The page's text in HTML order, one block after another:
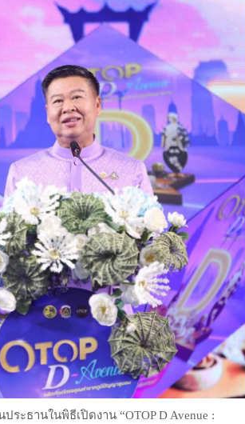
ธานในพิธีเปิดงาน “OTOP D Avenue :